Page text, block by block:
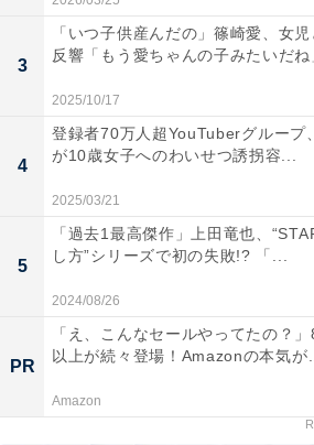
3
「いつ子供産んだの」篠崎愛、女
反響「もう愛ちゃんの子みたいだ
2025/10/17
4
登録者70万人超YouTuberグループ
が10歳女子へのわいせつ誘拐容...
2025/03/21
5
「過去1最高傑作」上田竜也、
し方”シリーズで初の失敗!? 「...
2024/08/26
PR
「え、こんなセールやってたの？
以上が続々登場！Amazonの本気が
Amazon